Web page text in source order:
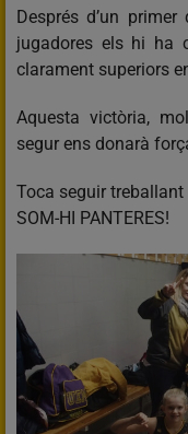
Després d’un
jugadores els hi ha
clarament superiors
Aquesta victòria,
segur ens donarà
Toca seguir
SOM-HI PANTERES!